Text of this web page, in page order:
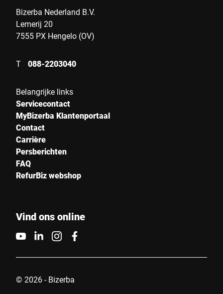
Bizerba Nederland B.V.
Lemerij 20
7555 PX Hengelo (OV)
T 088-2203040
Belangrijke links
Servicecontact
MyBizerba Klantenportaal
Contact
Carrière
Persberichten
FAQ
RefurBiz webshop
Vind ons online
© 2026 - Bizerba